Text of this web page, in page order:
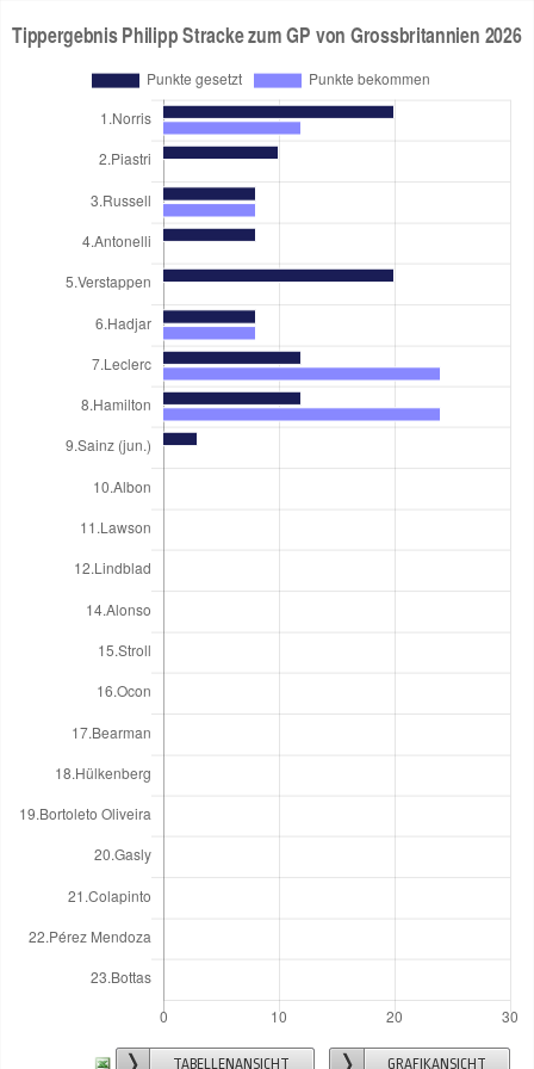
TABELLENANSICHT GRAFIKANSICHT